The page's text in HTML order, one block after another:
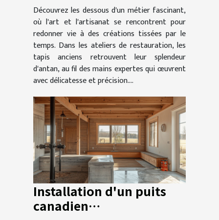
Découvrez les dessous d'un métier fascinant,
où l'art et l'artisanat se rencontrent pour
redonner vie à des créations tissées par le
temps. Dans les ateliers de restauration, les
tapis anciens retrouvent leur splendeur
d'antan, au fil des mains expertes qui œuvrent
avec délicatesse et précision....
Installation d'un puits
canadien